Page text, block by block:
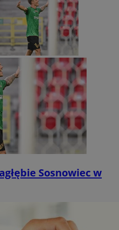
Sosnowiec w